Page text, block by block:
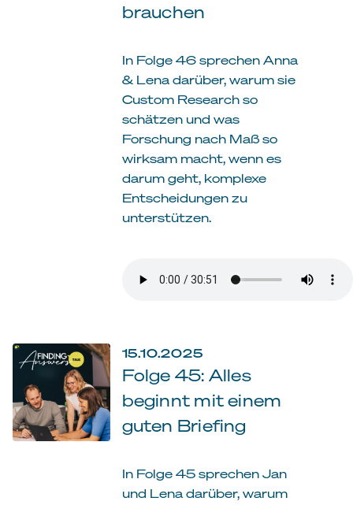
brauchen
In Folge 46 sprechen Anna
& Lena darüber, warum sie
Custom Research so
schätzen und was
Forschung nach Maß so
wirksam macht, wenn es
darum geht, komplexe
Entscheidungen zu
unterstützen.
15.10.2025
Folge 45: Alles
beginnt mit einem
guten Briefing
In Folge 45 sprechen Jan
und Lena darüber, warum